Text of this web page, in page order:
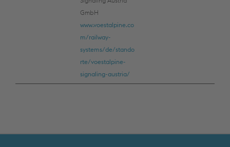
GmbH
www.voestalpine.co
m/railway-
systems/de/stando
rte/voestalpine-
signaling-austria/